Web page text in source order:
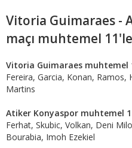
Vitoria Guimaraes -
maçı muhtemel
Vitoria Guimaraes muhtemel
Fereira, Garcia, Konan, Ramos,
Martins
Atiker Konyaspor muhtemel
Ferhat, Skubic, Volkan, Deni
Bourabia, Imoh Ezekiel